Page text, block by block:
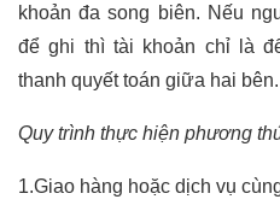
khoản đa song biên. Nếu
để ghi thì tài khoản chỉ là
thanh quyết toán giữa hai bên.
Quy trình thực hiện phương
1.Giao hàng hoặc dịch vụ